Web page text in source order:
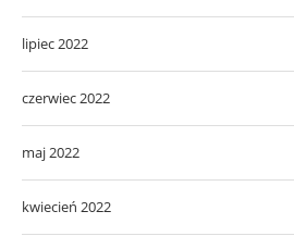
lipiec 2022
czerwiec 2022
maj 2022
kwiecień 2022